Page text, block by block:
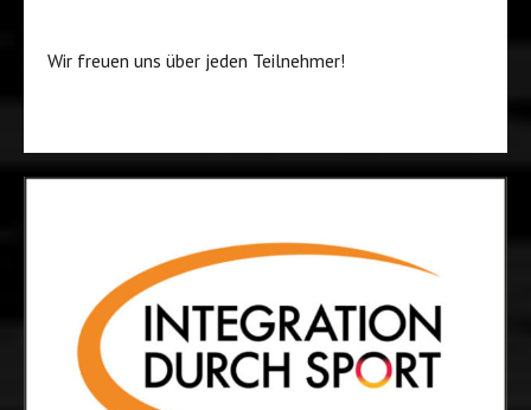
Wir freuen uns über jeden Teilnehmer!